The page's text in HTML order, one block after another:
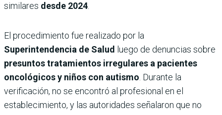
similares desde 2024
El procedimiento fue realizado por la
Superintendencia de Salud luego de denuncias sobre
presuntos tratamientos irregulares a pacientes
oncológicos y niños con autismo . Durante la
verificación, no se encontró al profesional en el
establecimiento, y las autoridades señalaron que no